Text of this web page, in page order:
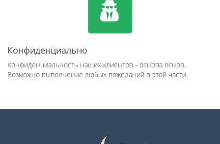
Конфиденциально
Конфиденциальность наших клиентов - основа основ.
Возможно выполнение любых пожеланий в этой части.